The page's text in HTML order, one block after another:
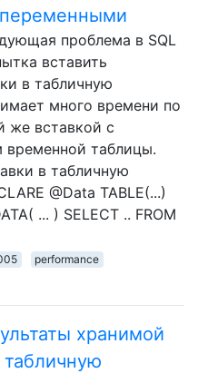
проблема в SQL
вставить
в табличную
много времени по
же вставкой с
временной таблицы.
в табличную
@Data TABLE(...)
... ) SELECT .. FROM
performance
хранимой